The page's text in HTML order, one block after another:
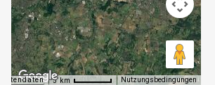
Kartendaten 5 km Nutzungsbedingungen